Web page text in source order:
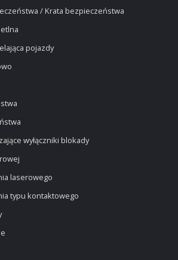
/ Krata bezpieczeństwa
pojazdy
wyłączniki blokady
laserowego
typu kontaktowego